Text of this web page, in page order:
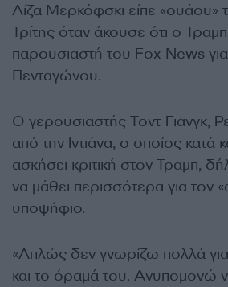
Λίζα Μερκόφσκι είπε «ουάου»
Τρίτης όταν άκουσε ότι ο
παρουσιαστή του Fox News
Πενταγώνου.
Ο γερουσιαστής Τοντ Γιανγκ,
από την Ιντιάνα, ο οποίος κατά
ασκήσει κριτική στον Τραμπ,
να μάθει περισσότερα για τον
υποψήφιο.
«Απλώς δεν γνωρίζω πολλά για
και το όραμά του. Ανυπομονώ